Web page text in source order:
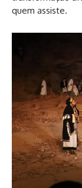
quem assiste.